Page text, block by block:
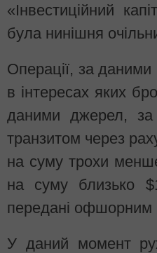
«Інвестиційний
була нинішня
Операції, за
в інтересах яких
даними джерел,
транзитом через
на суму трохи
на суму близько
передані офшорним
У даний момент